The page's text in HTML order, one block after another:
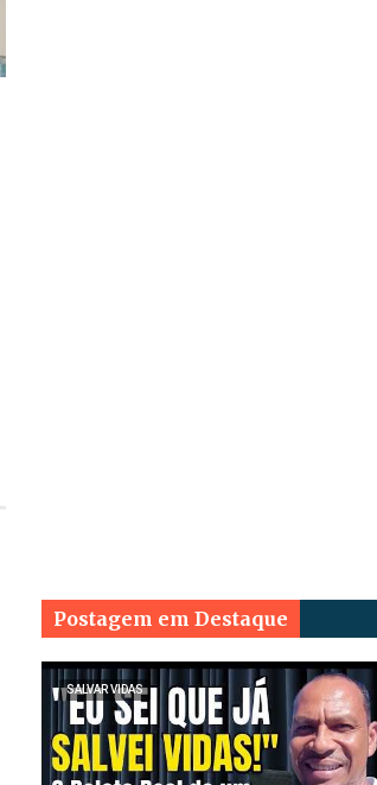
Postagem em Destaque
SALVAR VIDAS